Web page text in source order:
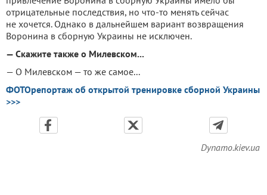
отрицательные последствия, но что-то менять сейчас
не хочется. Однако в дальнейшем вариант возвращения
Воронина в сборную Украины не исключен.
— Скажите также о Милевском...
— О Милевском — то же самое...
ФОТОрепортаж об открытой тренировке сборной Украины
>>>
Dynamo.kiev.ua